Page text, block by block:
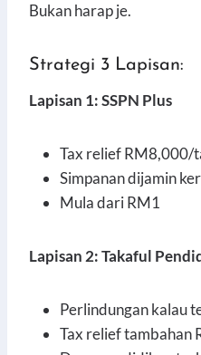
Bukan harap je.
Strategi 3 Lapisan:
Lapisan 1: SSPN Plus
Tax relief RM8,000/
Simpanan dijamin
Mula dari RM1
Lapisan 2: Takaful
Perlindungan kalau
Tax relief tambahan